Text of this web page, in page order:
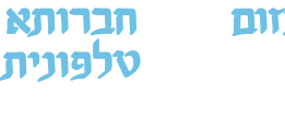
חברותא
טלפונית